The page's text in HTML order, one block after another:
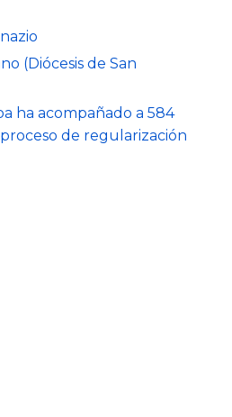
(Diócesis de San
ha acompañado a 584
de regularización